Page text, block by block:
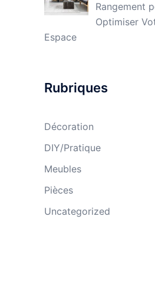
Rangement
Optimiser
Espace
Rubriques
Décoration
DIY/Pratique
Meubles
Pièces
Uncategorized